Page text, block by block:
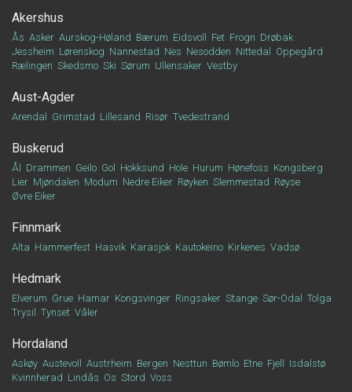
Akershus
Ås Asker Aurskog-Høland Bærum Eidsvoll Fet Frogn Drøbak
Jessheim Lørenskog Nannestad Nes Nesodden Nittedal
Oppegård
Rælingen Skedsmo Ski Sørum Ullensaker Vestby
Aust-Agder
Arendal Grimstad Lillesand Risør Tvedestrand
Buskerud
Ål Drammen Geilo Gol Hokksund Hole Hurum Hønefoss Kongsberg
Lier Mjøndalen Modum Nedre Eiker Røyken Slemmestad Røyse
Øvre Eiker
Finnmark
Alta Hammerfest Hasvik Karasjok Kautokeino Kirkenes Vadsø
Hedmark
Elverum Grue Hamar Kongsvinger Ringsaker Stange Sør-Odal
Tolga
Trysil
Tynset Våler
Hordaland
Askøy Austevoll Austrheim Bergen Nesttun Bømlo Etne Fjell
Isdalstø
Kvinnherad Lindås Os Stord Voss